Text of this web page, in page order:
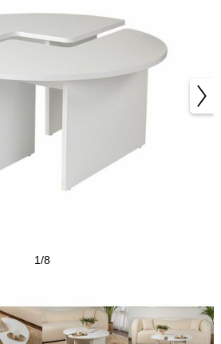
1/8